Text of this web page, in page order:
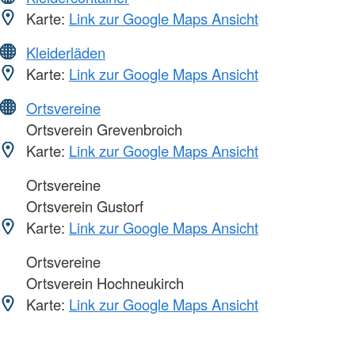
Karte: Link zur Google Maps Ansicht
Kleiderläden
Karte: Link zur Google Maps Ansicht
Ortsvereine
Ortsverein Grevenbroich
Karte: Link zur Google Maps Ansicht
Ortsvereine
Ortsverein Gustorf
Karte: Link zur Google Maps Ansicht
Ortsvereine
Ortsverein Hochneukirch
Karte: Link zur Google Maps Ansicht